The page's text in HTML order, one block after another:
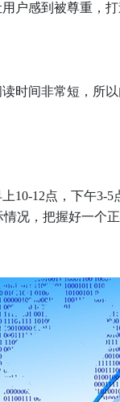
户感到被尊重，打
时间非常短，所
10-12点，下午3-
况，把握好一个